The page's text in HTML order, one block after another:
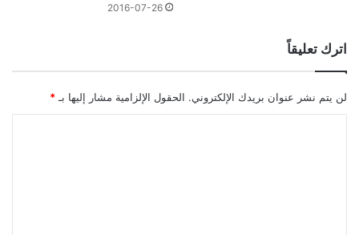
2016-07-26
اترك تعليقاً
لن يتم نشر عنوان بريدك الإلكتروني. الحقول الإلزامية مشار إليها بـ *